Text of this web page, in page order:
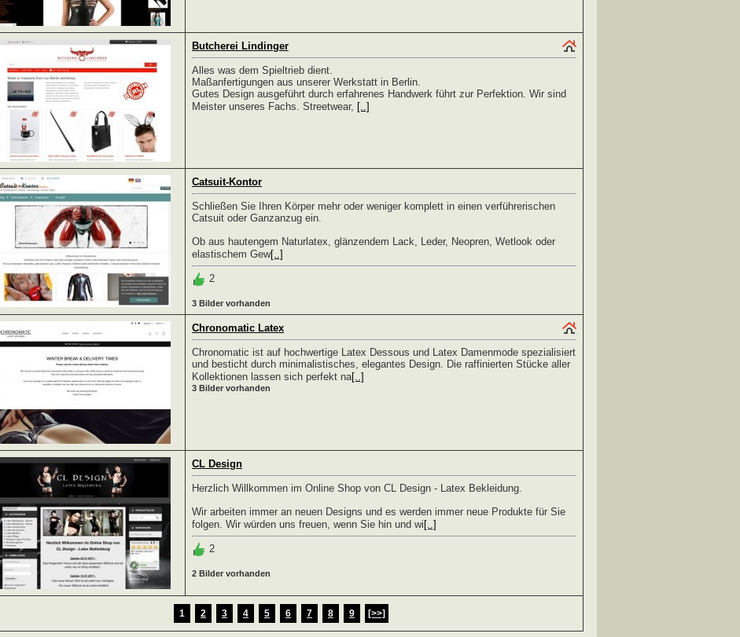
Butcherei Lindinger
Alles was dem Spieltrieb dient.
Maßanfertigungen aus unserer Werkstatt in Berlin.
Gutes Design ausgeführt durch erfahrenes Handwerk führt zur Perfektion. Wir sind
Meister unseres Fachs. Streetwear, [..]
Catsuit-Kontor
Schließen Sie Ihren Körper mehr oder weniger komplett in einen verführerischen
Catsuit oder Ganzanzug ein.
Ob aus hautengem Naturlatex, glänzendem Lack, Leder, Neopren, Wetlook oder
elastischem Gew[..]
2
3 Bilder vorhanden
Chronomatic Latex
Chronomatic ist auf hochwertige Latex Dessous und Latex Damenmode spezialisiert
und besticht durch minimalistisches, elegantes Design. Die raffinierten Stücke aller
Kollektionen lassen sich perfekt na[..]
3 Bilder vorhanden
CL Design
Herzlich Willkommen im Online Shop von CL Design - Latex Bekleidung.
Wir arbeiten immer an neuen Designs und es werden immer neue Produkte für Sie
folgen. Wir würden uns freuen, wenn Sie hin und wi [..]
2
2 Bilder vorhanden
1 2 3 4 5 6 7 8 9 [>>]